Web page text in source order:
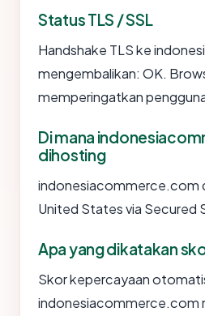
Status TLS / SSL
Handshake TLS ke
mengembalikan: OK.
memperingatkan
Di mana
dihosting
indonesiacommerce.com
United States via Secured
Apa yang dikatakan
Skor kepercayaan
indonesiacommerce.com